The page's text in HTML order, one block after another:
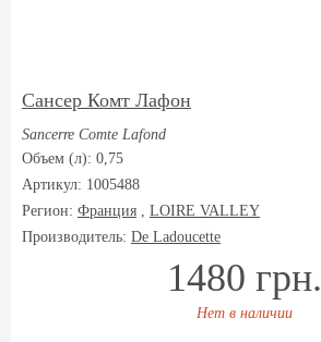
Cансер Комт Лафон
Sancerre Comte Lafond
Объем (л): 0,75
Артикул: 1005488
Регион: Франция , LOIRE VALLEY
Производитель: De Ladoucette
1480 грн.
Нет в наличии